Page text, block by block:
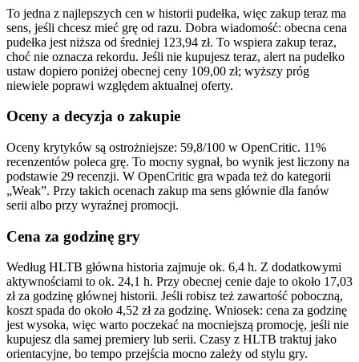
To jedna z najlepszych cen w historii pudełka, więc zakup teraz ma
sens, jeśli chcesz mieć grę od razu. Dobra wiadomość: obecna cena
pudełka jest niższa od średniej 123,94 zł. To wspiera zakup teraz,
choć nie oznacza rekordu. Jeśli nie kupujesz teraz, alert na pudełko
ustaw dopiero poniżej obecnej ceny 109,00 zł; wyższy próg
niewiele poprawi względem aktualnej oferty.
Oceny a decyzja o zakupie
Oceny krytyków są ostrożniejsze: 59,8/100 w OpenCritic. 11%
recenzentów poleca grę. To mocny sygnał, bo wynik jest liczony na
podstawie 29 recenzji. W OpenCritic gra wpada też do kategorii
„Weak”. Przy takich ocenach zakup ma sens głównie dla fanów
serii albo przy wyraźnej promocji.
Cena za godzinę gry
Według HLTB główna historia zajmuje ok. 6,4 h. Z dodatkowymi
aktywnościami to ok. 24,1 h. Przy obecnej cenie daje to około 17,03
zł za godzinę głównej historii. Jeśli robisz też zawartość poboczną,
koszt spada do około 4,52 zł za godzinę. Wniosek: cena za godzinę
jest wysoka, więc warto poczekać na mocniejszą promocję, jeśli nie
kupujesz dla samej premiery lub serii. Czasy z HLTB traktuj jako
orientacyjne, bo tempo przejścia mocno zależy od stylu gry.